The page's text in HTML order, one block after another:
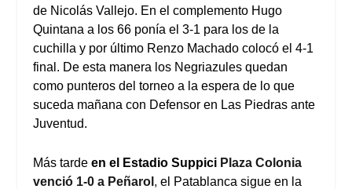
de Nicolás Vallejo. En el complemento Hugo
Quintana a los 66 ponía el 3-1 para los de la
cuchilla y por último Renzo Machado colocó el 4-1
final. De esta manera los Negriazules quedan
como punteros del torneo a la espera de lo que
suceda mañana con Defensor en Las Piedras ante
Juventud.
Más tardeen el Estadio Suppici Plaza Colonia
venció 1-0 a Peñarol ,el Patablanca sigue en la